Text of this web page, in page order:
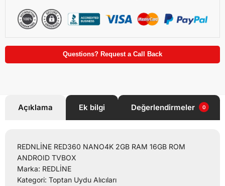
Questions? Request a Call Back
Açıklama Ek bilgi Değerlendirmeler 0
REDNLİNE RED360 NANO4K 2GB RAM 16GB ROM
ANDROID TVBOX
Marka: REDLİNE
Kategori: Toptan Uydu Alıcıları